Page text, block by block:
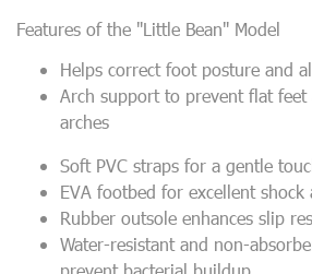
Features of the "Little Bean" Model
Helps correct foot posture and
Arch support to prevent flat
arches
Soft PVC straps for a gentle
EVA footbed for excellent shock
Rubber outsole enhances slip
Water-resistant and non-